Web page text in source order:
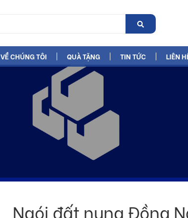
VỀ CHÚNG TÔI QUÀ TẶNG TIN TỨC LIÊN
Ngói đất nung Đồng